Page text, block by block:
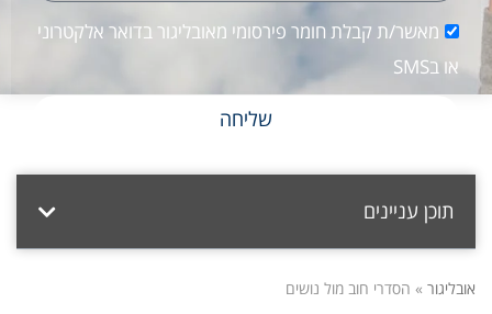
מאשר/ת קבלת חומר פירסומי מאובליגור בדואר אלקטרוני
או בSMS
שליחה
תוכן עניינים
אובליגור » הסדרי חוב מול נושים